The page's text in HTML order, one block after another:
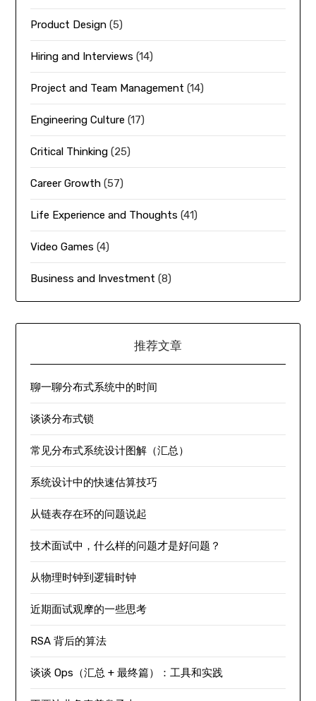
Product Design (5)
Hiring and Interviews (14)
Project and Team Management (14)
Engineering Culture (17)
Critical Thinking (25)
Career Growth (57)
Life Experience and Thoughts (41)
Video Games (4)
Business and Investment (8)
推荐文章
聊一聊分布式系统中的时间
谈谈分布式锁
常见分布式系统设计图解（汇总）
系统设计中的快速估算技巧
从链表存在环的问题说起
技术面试中，什么样的问题才是好问题？
从物理时钟到逻辑时钟
近期面试观摩的一些思考
RSA 背后的算法
谈谈 Ops（汇总 + 最终篇）：工具和实践